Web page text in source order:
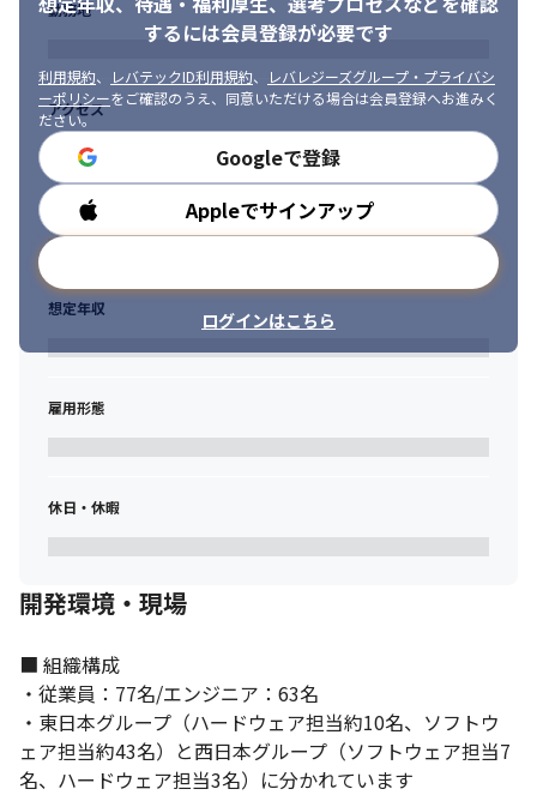
業務系のシステム開発の経験を経て、機械学習やクラウドの経験
にシフトしました。現在の環境は自分の考えや自分が持っている
ータ解析プロジェクトにおいては、自分の自然言語処理・機械学
習の知識を活かして新しい技術要素の導入提案し採用されまし
た。
するには会員登録が必要です
利用規約、 レバテックID利用規約、
レバレジーズグループ・プライバシ
ーポリシーをご確認のうえ、同意いただける場合は会員登録へお進みく
ださい。
Googleで登録
Appleでサインアップ
ログインはこちら
勤務地
アクセス
勤務時間
想定年収
雇用形態
休日・休暇
開発環境・現場
■ 組織構成
・従業員：77名/エンジニア：63名
・東日本グループ（ハードウェア担当約10名、ソフトウ
ェア担当約43名）と西日本グループ（ソフトウェア担当7
名、ハードウェア担当3名）に分かれています